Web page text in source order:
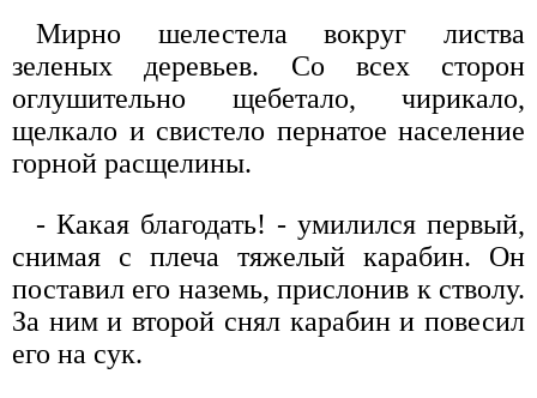
Мирно шелестела вокруг листва
зеленых деревьев. Со всех сторон
оглушительно щебетало, чирикало,
щелкало и свистело пернатое население
горной расщелины.
- Какая благодать! - умилился первый,
снимая с плеча тяжелый карабин. Он
поставил его наземь, прислонив к стволу.
За ним и второй снял карабин и повесил
его на сук.